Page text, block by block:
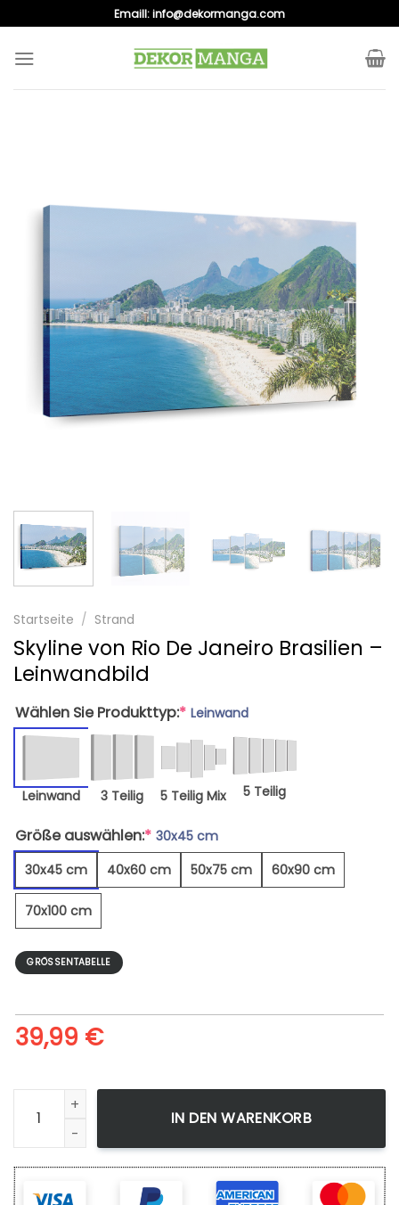
to
content
Emaill:info@dekormanga.com
Startseite / Strand
Skyline von Rio De Janeiro Brasilien –
Leinwandbild
Wählen Sie Produkttyp:* Leinwand
Leinwand 3 Teilig 5 Teilig Mix 5 Teilig
Größe auswählen:* 30x45 cm
30x45 cm
40x60 cm 50x75 cm 60x90 cm
70x100 cm
GRÖSSENTABELLE
39,99 €
Skyline von Rio De Janeiro Brasilien - Leinwandbild Menge
IN DEN WARENKORB